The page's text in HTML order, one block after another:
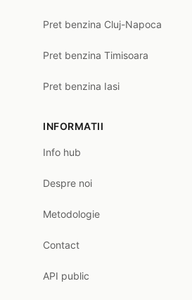
Pret benzina Cluj-Napoca
Pret benzina Timisoara
Pret benzina Iasi
INFORMATII
Info hub
Despre noi
Metodologie
Contact
API public